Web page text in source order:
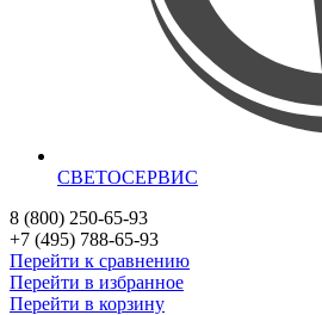
СВЕТОСЕРВИС
8 (800) 250-65-93
+7 (495) 788-65-93
Перейти к сравнению
Перейти в избранное
Перейти в корзину